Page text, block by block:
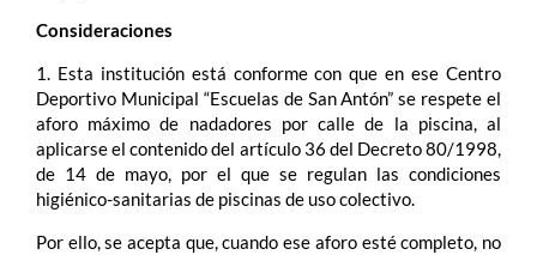
Consideraciones
1. Esta institución está conforme con que en ese Centro
Deportivo Municipal “Escuelas de San Antón” se respete el
aforo máximo de nadadores por calle de la piscina, al
aplicarse el contenido del artículo 36 del Decreto 80/1998,
de 14 de mayo, por el que se regulan las condiciones
higiénico-sanitarias de piscinas de uso colectivo.
Por ello, se acepta que, cuando ese aforo esté completo, no